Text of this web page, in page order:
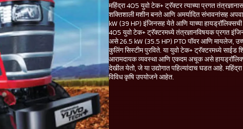
महिंद्रा 405 युवो टेक+ ट्रॅक्टर त्याच्या प्रगत
शक्तिशाली मशीन बनते आणि अमर्यादित संभावनांसह
kW (39 HP) इंजिनसह येते आणि याच्या
405 युवो टेक+ ट्रॅक्टरमध्ये तंत्रज्ञानविषयक प्रगत
असे 26.5 kW (35.5 HP) PTO पॉवर आणि मायलेज,
कुलिंग सिस्टीम पुरविते. या युवो टेक+ ट्रॅक्टरमध्ये साईड
आरामदायक व्यवस्था आणि एकदम अचूक असे हायड्रॉलिक्स
देखील येतो, जे या उद्योगात पहिल्यांदाच घडत आहे.
विविध कृषि उपयोजने आहेत.